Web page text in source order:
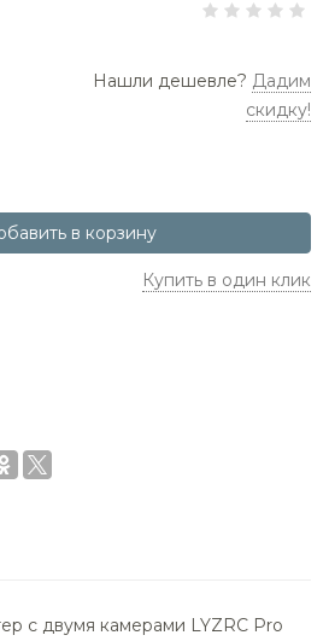
Нашли дешевле? Дадим
скидку!
в корзину
Купить в один клик
с двумя камерами LYZRC Pro